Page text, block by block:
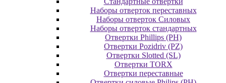
Наборы отверток переставных
Наборы отверток Силовых
Наборы отверток стандартных
Отвертки Phillips (PH)
Отвертки Pozidriv (PZ)
Отвертки Slotted (SL)
Отвертки TORX
Отвертки переставные